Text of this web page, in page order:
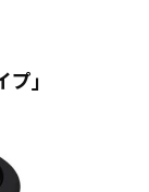
」